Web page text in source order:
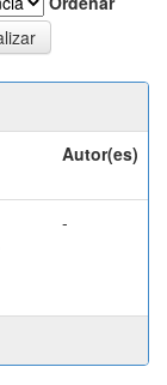
Autor(es)
-